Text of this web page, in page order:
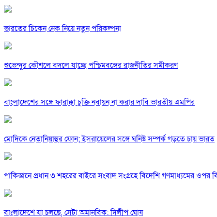
ভারতের চিকেন নেক নিয়ে নতুন পরিকল্পনা
শুভেন্দুর কৌশলে বদলে যাচ্ছে পশ্চিমবঙ্গের রাজনীতির সমীকরণ
বাংলাদেশের সঙ্গে ফারাক্কা চুক্তি নবায়ন না করার দাবি ভারতীয় এমপির
মোদিকে নেতানিয়াহুর ফোন; ইসরায়েলের সঙ্গে ঘনিষ্ট সম্পর্ক গড়তে চায় ভারত
পাকিস্তানে প্রধান ৩ শহরের বাইরে সংবাদ সংগ্রহে বিদেশি গণমাধ্যমের ওপর
বাংলাদেশে যা চলছে, সেটা অমানবিক: দিলীপ ঘোষ